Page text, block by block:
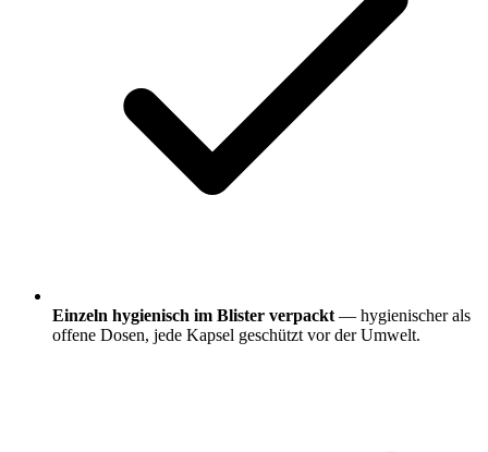
Einzeln hygienisch im Blister verpackt — hygienischer als
offene Dosen, jede Kapsel geschützt vor der Umwelt.